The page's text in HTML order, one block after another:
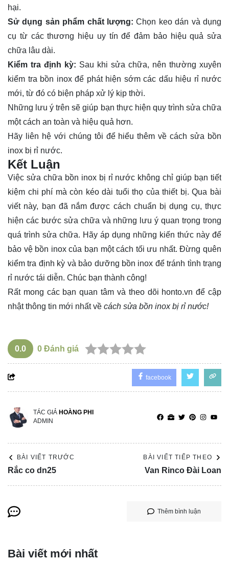
hại.
Sử dụng sản phẩm chất lượng: Chọn keo dán và dụng
cụ từ các thương hiệu uy tín để đảm bảo hiệu quả sửa
chữa lâu dài.
Kiểm tra định kỳ: Sau khi sửa chữa, nên thường xuyên
kiểm tra bồn inox để phát hiện sớm các dấu hiệu rỉ nước
mới, từ đó có biện pháp xử lý kịp thời.
Những lưu ý trên sẽ giúp bạn thực hiện quy trình sửa chữa
một cách an toàn và hiệu quả hơn.
Hãy
liên hệvới chúng tôi để hiểu thêm về cách sửa bồn
inox bị rỉ nước.
Kết Luận
Việc sửa chữa bồn inox bị rỉ nước không chỉ giúp bạn tiết
kiệm chi phí mà còn kéo dài tuổi thọ của thiết bị. Qua bài
viết này, bạn đã nắm được cách chuẩn bị dụng cụ, thực
hiện các bước sửa chữa và những lưu ý quan trọng trong
quá trình sửa chữa. Hãy áp dụng những kiến thức này để
bảo vệ bồn inox của bạn một cách tối ưu nhất. Đừng quên
kiểm tra định kỳ và bảo dưỡng bồn inox để tránh tình trạng
rỉ nước tái diễn. Chúc bạn thành công!
Rất mong các bạn quan tâm và theo dõi honto.vn để cập
nhật thông tin mới nhất về cách sửa bồn inox bị rỉ nước!
0.0 0 Đánh giá
facebook
TÁC GIẢ HOÀNG PHI
ADMIN
BÀI VIẾT TRƯỚC
Rắc co dn25
BÀI VIẾT TIẾP THEO
Van Rinco Đài Loan
Thêm bình luận
Bài viết mới nhất